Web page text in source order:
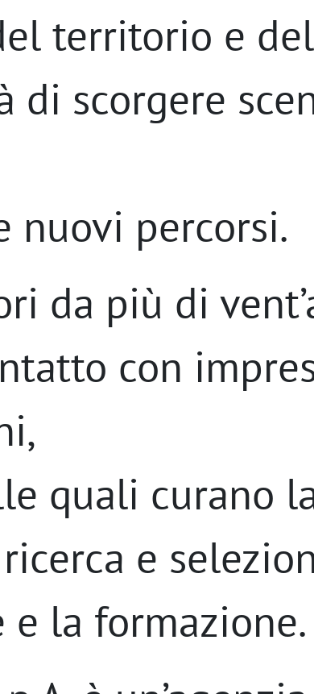
territorio e
di scorgere
nuovi percorsi.
da più di
con
quali curano
e
e la formazione.